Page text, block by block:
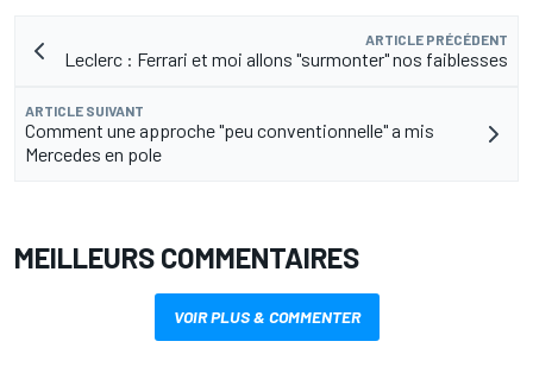
ARTICLE PRÉCÉDENT
Leclerc : Ferrari et moi allons "surmonter" nos faiblesses
ARTICLE SUIVANT
Comment une approche "peu conventionnelle" a mis
Mercedes en pole
MEILLEURS COMMENTAIRES
VOIR PLUS & COMMENTER